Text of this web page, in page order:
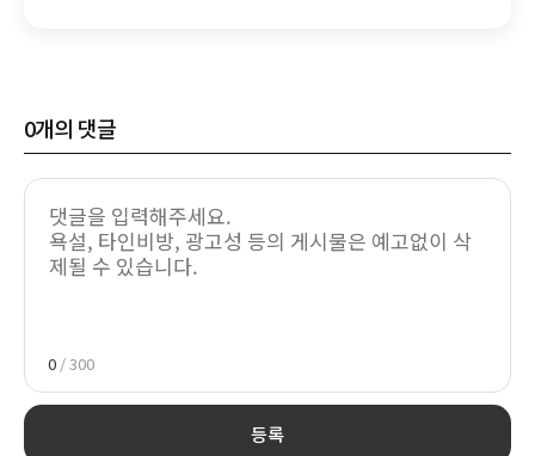
0개의 댓글
0 / 300
등록